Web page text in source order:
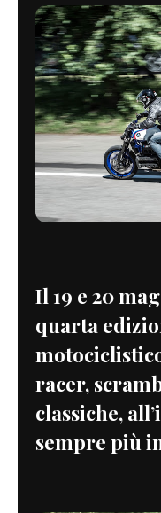
Il 19 e 20
quarta
racer,
classiche,
sempre più